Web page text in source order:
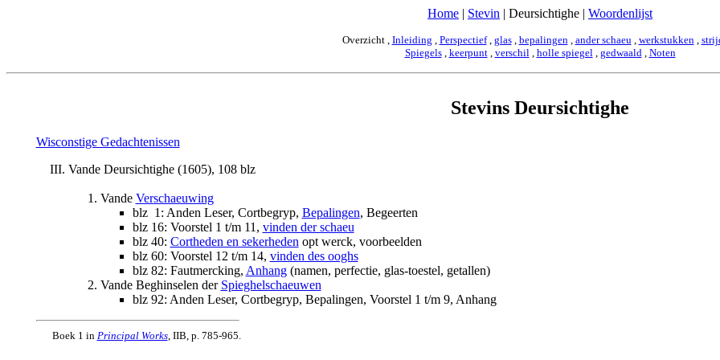
Home | Stevin | Deursichtighe | Woordenlijst
Overzicht , Inleiding , Perspectief, glas, bepalingen, ander schaeu, werkstukken,
Spiegels, keerpunt, verschil, holle spiegel, gedwaald, Noten
Stevins Deursichtighe
Wisconstige Gedachtenissen
Vande Deursichtighe (1605), 108 blz
Vande Verschaeuwing
blz 1: Anden Leser, Cortbegryp, Bepalingen, Begeerten
blz 16: Voorstel 1 t/m 11, vinden der schaeu
blz 40: Cortheden en sekerheden opt werck, voorbeelden
blz 60: Voorstel 12 t/m 14, vinden des ooghs
blz 82: Fautmercking, Anhang(namen, perfectie, glas-toestel, getallen)
Vande Beghinselen der Spieghelschaeuwen
blz 92: Anden Leser, Cortbegryp, Bepalingen, Voorstel 1 t/m 9, Anhang
Boek 1 in Principal Works, IIB, p. 785-965.